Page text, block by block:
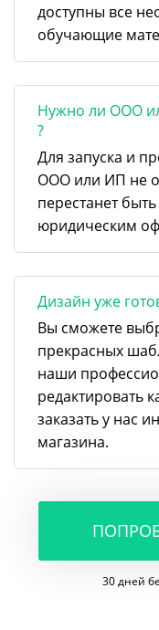
доступны все
обучающие
Нужно ли ООО
?
Для запуска и
ООО или ИП не
перестанет
юридическим
Дизайн уже
Вы сможете
прекрасных
наши
редактировать
заказать у нас
магазина.
30 дней